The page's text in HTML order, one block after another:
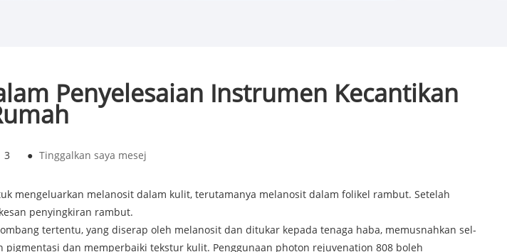
Penyelesaian Instrumen Kecantikan
3 ● Tinggalkan saya mesej
mengeluarkan melanosit dalam kulit, terutamanya melanosit dalam folikel rambut. Setelah
penyingkiran rambut.
tertentu, yang diserap oleh melanosit dan ditukar kepada tenaga haba, memusnahkan sel-
dan memperbaiki tekstur kulit. Penggunaan photon rejuvenation 808 boleh